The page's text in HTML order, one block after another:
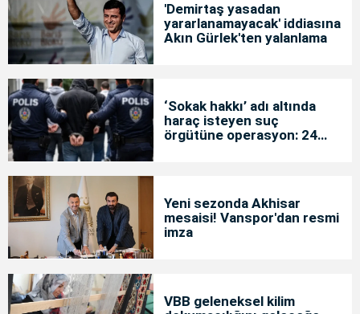
'Demirtaş yasadan
yararlanamayacak' iddiasına
Akın Gürlek'ten yalanlama
‘Sokak hakkı’ adı altında
haraç isteyen suç
örgütüne operasyon: 24
Yeni sezonda Akhisar
mesaisi! Vanspor'dan resmi
imza
VBB geleneksel kilim